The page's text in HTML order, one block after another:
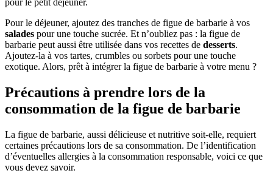
pour le petit déjeuner.
Pour le déjeuner, ajoutez des tranches de figue de barbarie à vos
salades pour une touche sucrée. Et n’oubliez pas : la figue de
barbarie peut aussi être utilisée dans vos recettes de desserts.
Ajoutez-la à vos tartes, crumbles ou sorbets pour une touche
exotique. Alors, prêt à intégrer la figue de barbarie à votre menu ?
Précautions à prendre lors de la
consommation de la figue de barbarie
La figue de barbarie, aussi délicieuse et nutritive soit-elle, requiert
certaines précautions lors de sa consommation. De l’identification
d’éventuelles allergies à la consommation responsable, voici ce que
vous devez savoir.